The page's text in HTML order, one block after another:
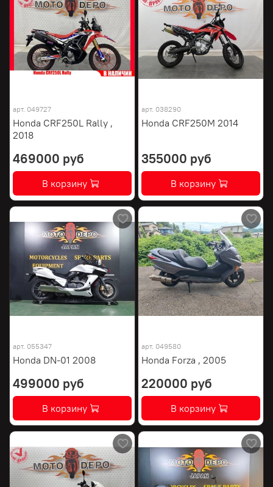
арт. 049727
Honda CRF250L Rally ,
2018
469000 руб
В корзину
арт. 038290
Honda CRF250M 2014
355000 руб
В корзину
арт. 055347
Honda DN-01 2008
499000 руб
В корзину
арт. 049580
Honda Forza , 2005
220000 руб
В корзину